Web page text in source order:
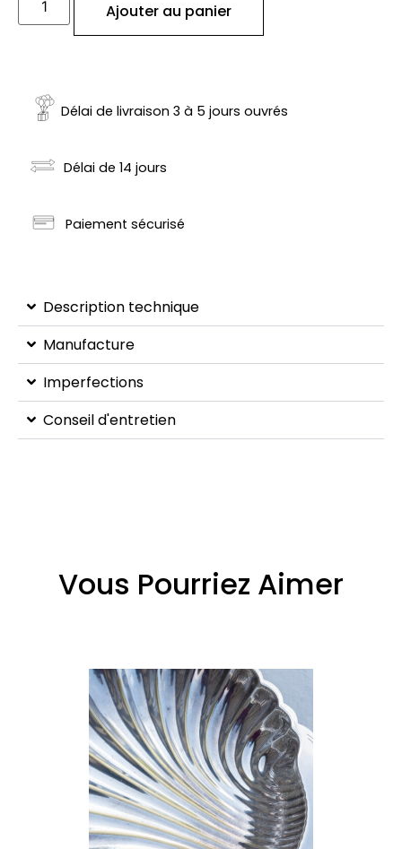
Ajouter au panier
Délai de livraison 3 à 5 jours ouvrés
Délai de 14 jours
Paiement sécurisé
Description technique
Manufacture
Imperfections
Conseil d'entretien
Vous Pourriez Aimer